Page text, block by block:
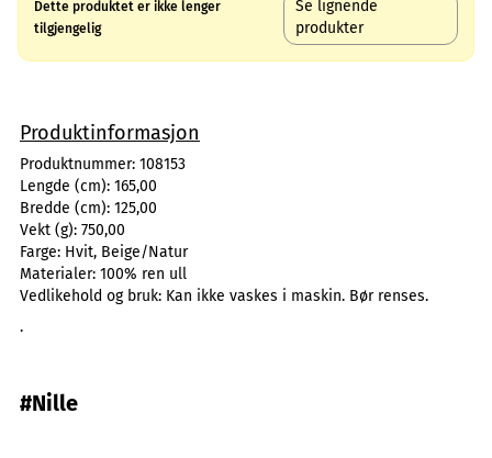
Dette produktet er ikke lenger
tilgjengelig
Se lignende
produkter
Produktinformasjon
Produktnummer: 108153
Lengde (cm): 165,00
Bredde (cm): 125,00
Vekt (g): 750,00
Farge: Hvit, Beige/Natur
Materialer: 100% ren ull
Vedlikehold og bruk: Kan ikke vaskes i maskin. Bør renses.
.
#Nille